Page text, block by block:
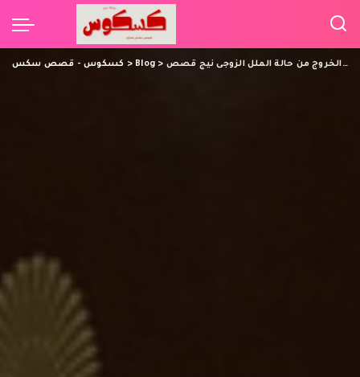
كسكوس - قصص سكس > Blog> طريقة الخروج من حالة الملل الزوجى نيج قصص